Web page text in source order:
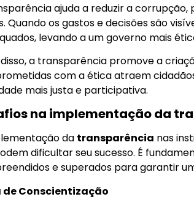
ajuda a reduzir a
Quando os gastos e decisões são
levando a um governo mais
a transparência promove a
com a ética atraem
mais justa e participativa.
na implementação da
da transparência nas
dificultar seu sucesso. É
e superados para garantir
de Conscientização